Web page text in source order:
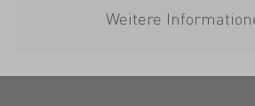
Weitere